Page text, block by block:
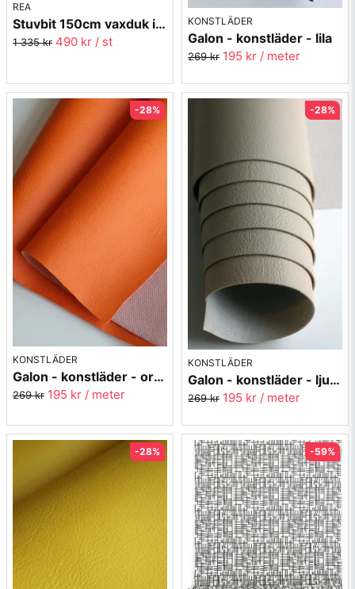
REA
Stuvbit 150cm vaxduk i textil - Gräs - grön
1 335 kr 490 kr / st
KONSTLÄDER
Galon - konstläder - lila
269 kr 195 kr / meter
KONSTLÄDER
Galon - konstläder - orange
269 kr 195 kr / meter
-28%
KONSTLÄDER
Galon - konstläder - ljusbeige
269 kr 195 kr / meter
-28%
-28% -59%